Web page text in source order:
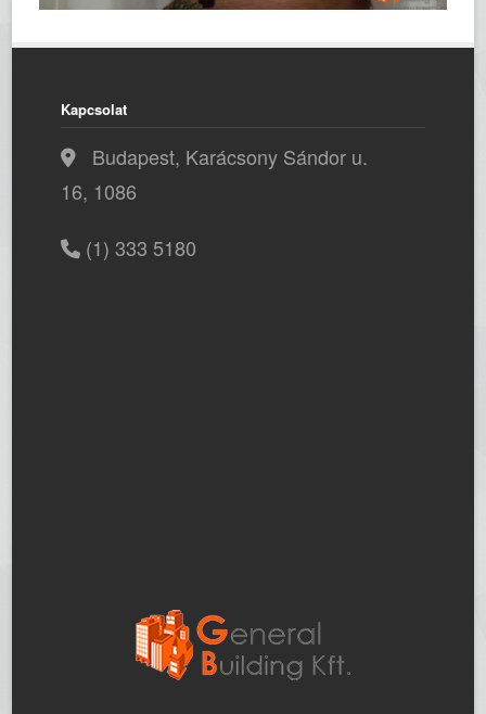
Kapcsolat
Budapest, Karácsony Sándor u.
16, 1086
(1) 333 5180